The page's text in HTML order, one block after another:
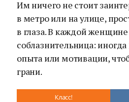
Им ничего не стоит
в метро или на улице,
в глаза. В каждой
соблазнительница: иногда
опыта или мотивации,
грани.
Класс!